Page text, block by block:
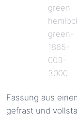
Fassung aus
gefräst und